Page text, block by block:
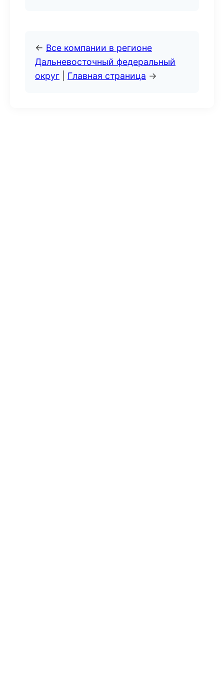
← Все компании в регионе
Дальневосточный федеральный
округ
Главная страница →